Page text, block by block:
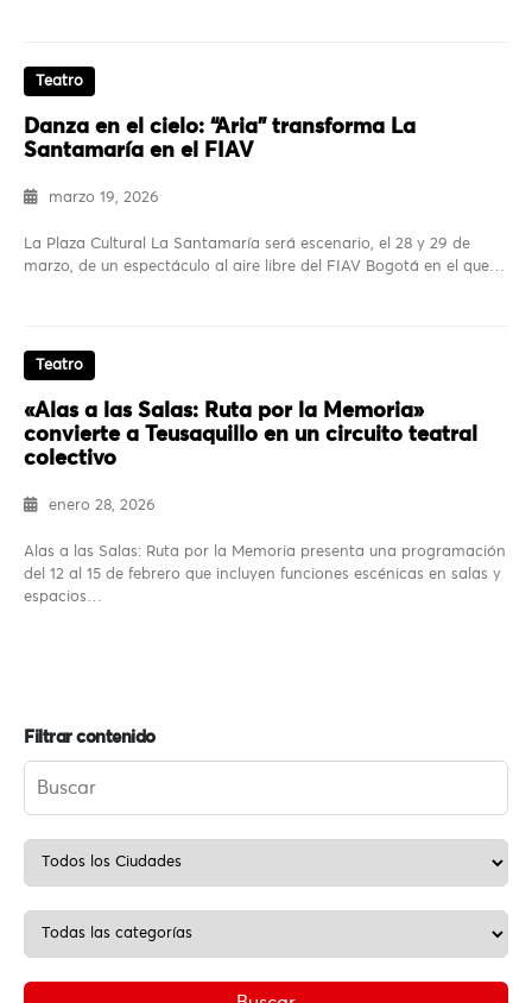
Teatro
Danza en el cielo: “Aria” transforma La
Santamaría en el FIAV
marzo 19, 2026
La Plaza Cultural La Santamaría será escenario, el 28 y 29 de
marzo, de un espectáculo al aire libre del FIAV Bogotá en el que…
Teatro
«Alas a las Salas: Ruta por la Memoria»
convierte a Teusaquillo en un circuito teatral
colectivo
enero 28, 2026
Alas a las Salas: Ruta por la Memoria presenta una programación
del 12 al 15 de febrero que incluyen funciones escénicas en salas y
espacios…
Filtrar contenido